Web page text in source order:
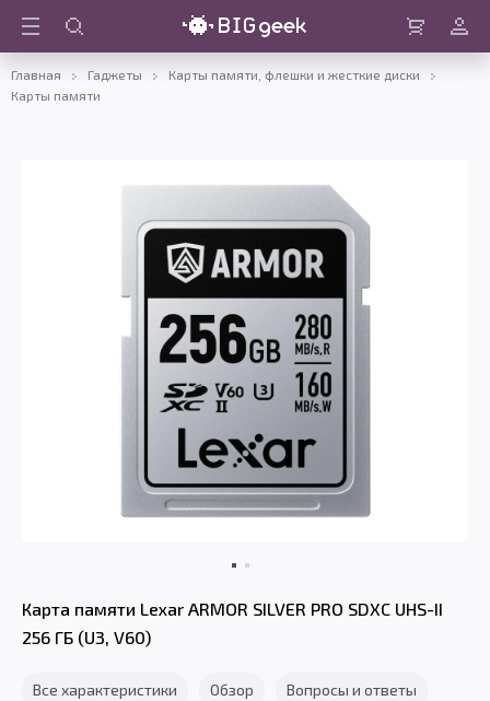
Войти
Главная Гаджеты
Карты памяти, флешки и жесткие диски
Карты памяти
Карта памяти Lexar ARMOR SILVER PRO SDXC UHS-II
256 ГБ (U3, V60)
Все характеристики Обзор Вопросы и ответы